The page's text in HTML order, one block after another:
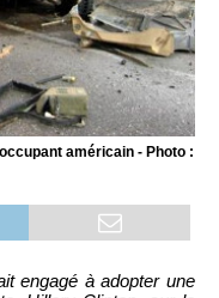
américain - Photo :
engagé à adopter une